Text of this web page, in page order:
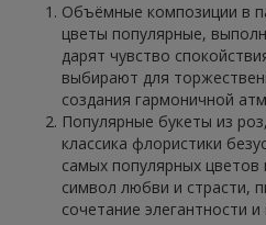
Объёмные композиции в
цветы популярные,
дарят чувство
выбирают для
создания гармоничной
Популярные букеты из
классика флористики
самых популярных
символ любви и страсти,
сочетание элегантности